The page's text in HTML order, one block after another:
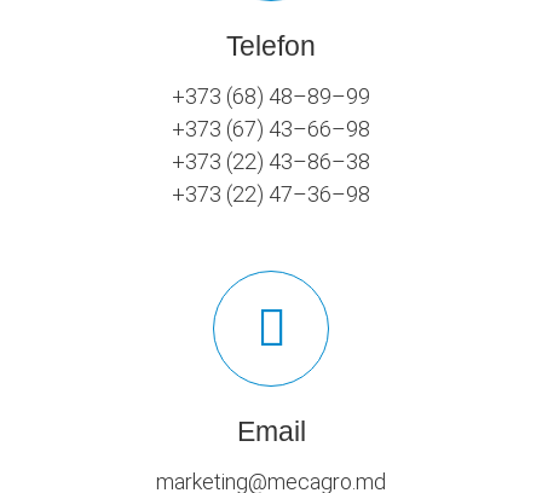
Telefon
+373 (68) 48–89–99
+373 (67) 43–66–98
+373 (22) 43–86–38
+373 (22) 47–36–98
Email
marketing@mecagro.md